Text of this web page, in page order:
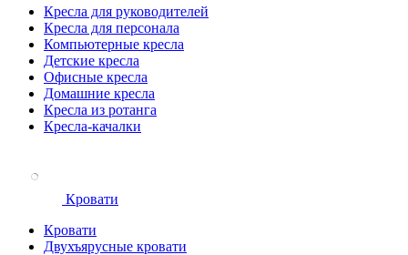
Кресла для руководителей
Кресла для персонала
Компьютерные кресла
Детские кресла
Офисные кресла
Домашние кресла
Кресла из ротанга
Кресла-качалки
Кровати
Кровати
Двухъярусные кровати